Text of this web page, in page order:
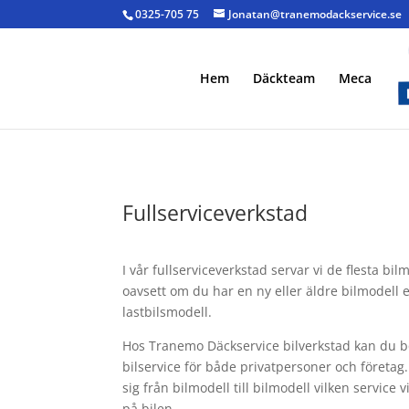
0325-705 75 Jonatan@tranemodackservice.se
Hem Däckteam Meca
Fullserviceverkstad
I vår fullserviceverkstad servar vi de flesta
oavsett om du har en ny eller äldre bilmodell
lastbilsmodell.
Hos Tranemo Däckservice bilverkstad kan du
bilservice för både privatpersoner och
sig från bilmodell till bilmodell vilken service